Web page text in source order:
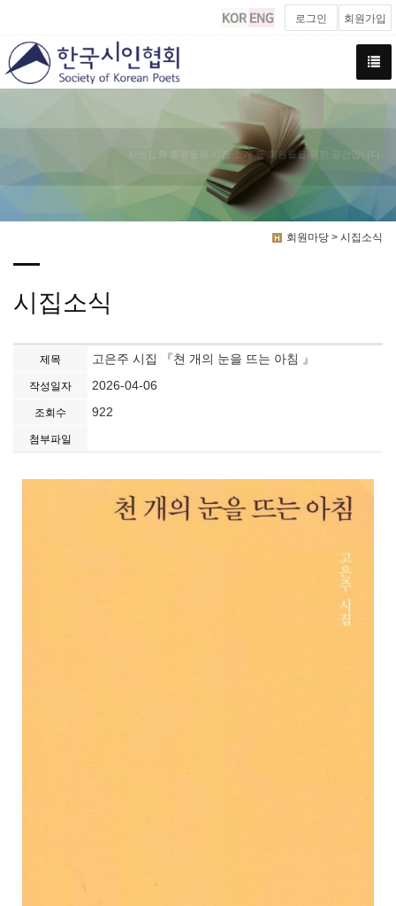
로그인 회원가입
시인협회 회원들의 시집 소개 등 회원들을 위한 공간입니다.
회원마당 > 시집소식
시집소식
제목 고은주 시집 『쳔 개의 눈을 뜨는 아침 』
작성일자 2026-04-06
조회수 922
첨부파일